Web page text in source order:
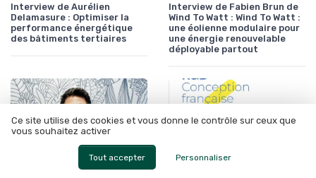
Interview de Aurélien
Delamasure : Optimiser la
performance énergétique
des bâtiments tertiaires
Interview de Fabien Brun de
Wind To Watt : Wind To Watt :
une éolienne modulaire pour
une énergie renouvelable
déployable partout
Ce site utilise des cookies et vous donne le contrôle sur ceux que
vous souhaitez activer
Tout accepter Personnaliser